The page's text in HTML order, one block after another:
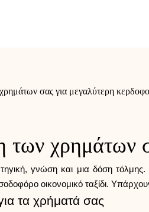
σας για μεγαλύτερη
των χρημάτων
γνώση και μια δόση
οικονομικό ταξίδι.
τα χρήματά σας